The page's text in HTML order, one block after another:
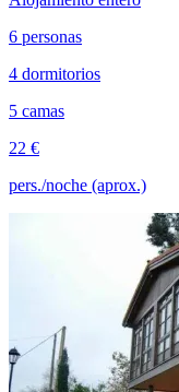
6 personas
4 dormitorios
5 camas
22 €
pers./noche (aprox.)